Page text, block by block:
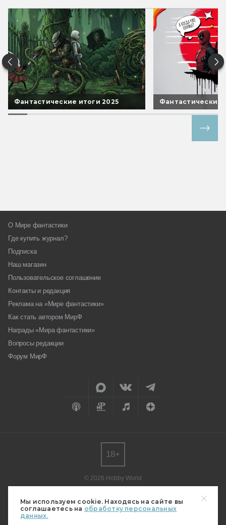
Мы используем cookie. Находясь на сайте вы
соглашаетесь на обработку персональных
данных.
Фантастические итоги 2025 Фантастические
О Мире фантастики
Где купить журнал?
Подписка
Наш магазин
Пользовательское соглашение
Контакты и редакция
Реклама на «Мире фантастики»
Как стать автором МирФ
Награды «Мира фантастики»
Вопросы редакции
Форум МирФ
© 2026 Hobby World
редакции.
Мнение авторов может не совпадать с мнением редакции.
Свидетельство о регистрации СМИ серия Эл № ФС77-82485
18+